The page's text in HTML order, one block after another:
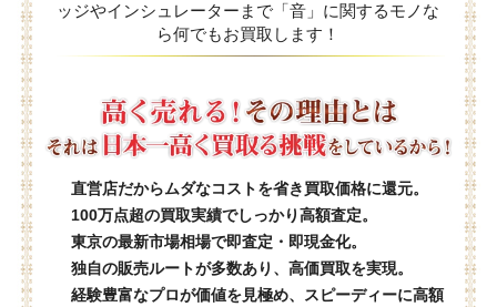
ッジやインシュレーターまで「音」に関するモノな
ら何でもお買取します！
直営店だからムダなコストを省き買取価格に還元。
100万点超の買取実績でしっかり高額査定。
東京の最新市場相場で即査定・即現金化。
独自の販売ルートが多数あり、高価買取を実現。
経験豊富なプロが価値を見極め、スピーディーに高額